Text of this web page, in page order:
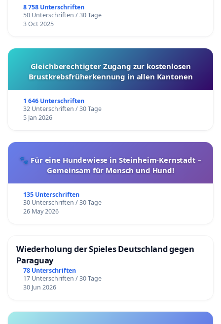
8 758 Unterschriften
50 Unterschriften / 30 Tage
3 Oct 2025
Gleichberechtigter Zugang zur kostenlosen
Brustkrebsfrüherkennung in allen Kantonen
1 646 Unterschriften
32 Unterschriften / 30 Tage
5 Jan 2026
🐾 Für eine Hundewiese in Steinheim-Kernstadt –
Gemeinsam für Mensch und Hund!
135 Unterschriften
30 Unterschriften / 30 Tage
26 May 2026
Wiederholung der Spieles Deutschland gegen
Paraguay
78 Unterschriften
17 Unterschriften / 30 Tage
30 Jun 2026